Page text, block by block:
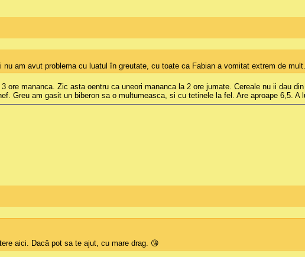
am avut problema cu luatul în greutate, cu toate ca Fabian a vomitat extrem de
ore mananca. Zic asta oentru ca uneori mananca la 2 ore jumate. Cereale nu ii dau
Greu am gasit un biberon sa o multumeasca, si cu tetinele la fel. Are aproape 6,5.
aici. Dacă pot sa te ajut, cu mare drag. 😘